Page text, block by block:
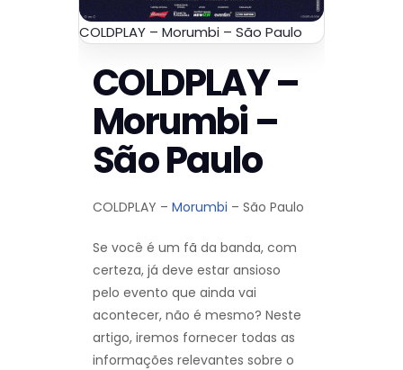
COLDPLAY – Morumbi – São Paulo
COLDPLAY –
Morumbi –
São Paulo
COLDPLAY – Morumbi – São Paulo
Se você é um fã da banda, com
certeza, já deve estar ansioso
pelo evento que ainda vai
acontecer, não é mesmo? Neste
artigo, iremos fornecer todas as
informações relevantes sobre o